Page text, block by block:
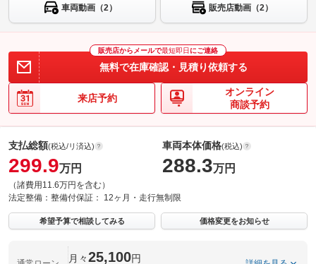
車両動画（2） 販売店動画（2）
販売店からメールで最短即日 にご連絡
無料で在庫確認・見積り依頼する
来店予約
オンライン
商談予約
支払総額(税込/リ済込)
299.9万円
（諸費用11.6万円を含む）
車両本体価格(税込)
288.3万円
法定整備： 整備付保証： 12ヶ月・走行無制限
希望予算で相談してみる 価格変更をお知らせ
月々25,100円